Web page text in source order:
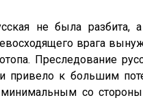
не была разбита,
врага
Преследование
привело к большим
со стороны